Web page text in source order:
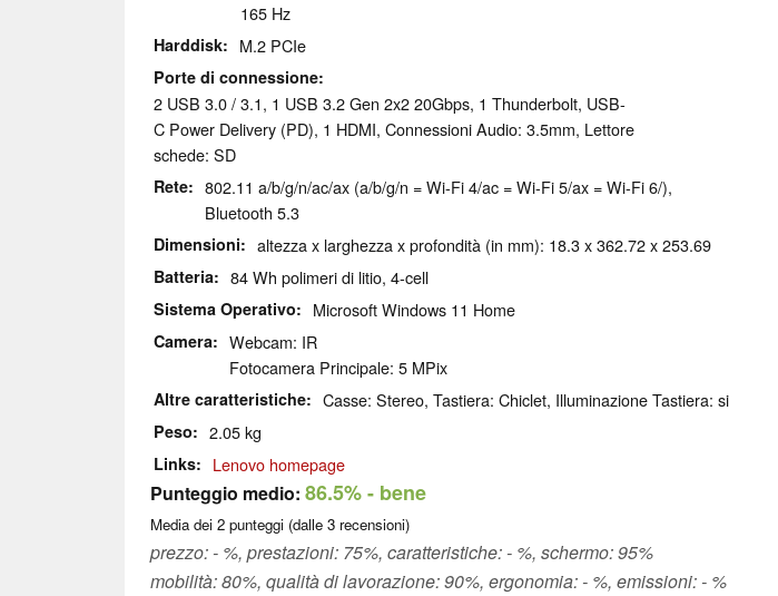
165 Hz
Harddisk M.2 PCIe
Porte di connessione
2 USB 3.0 / 3.1, 1 USB 3.2 Gen 2x2 20Gbps, 1 Thunderbolt, USB-
C Power Delivery (PD), 1 HDMI, Connessioni Audio: 3.5mm, Lettore
schede: SD
Rete
802.11 a/b/g/n/ac/ax (a/b/g/n = Wi-Fi 4/ac = Wi-Fi 5/ax = Wi-Fi 6/),
Bluetooth 5.3
Dimensioni altezza x larghezza x profondità (in mm): 18.3 x 362.72 x 253.69
Batteria 84 Wh polimeri di litio, 4-cell
Sistema Operativo Microsoft Windows 11 Home
Camera
Webcam: IR
Fotocamera Principale: 5 MPix
Altre caratteristiche Casse: Stereo, Tastiera: Chiclet, Illuminazione Tastiera: si
Peso 2.05 kg
Links Lenovo homepage
Punteggio medio: 86.5%- bene
Media dei 2 punteggi (dalle 3 recensioni)
prezzo: - %, prestazioni: 75%, caratteristiche: - %, schermo: 95%
mobilità: 80%, qualità di lavorazione: 90%, ergonomia: - %, emissioni: - %